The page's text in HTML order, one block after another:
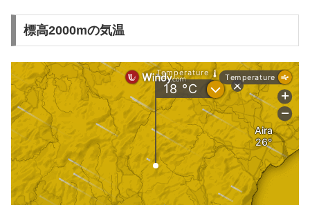
標高2000mの気温